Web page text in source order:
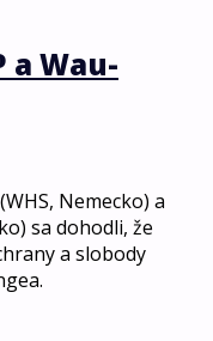
a Wau-
Nemecko) a
sa dohodli, že
a slobody